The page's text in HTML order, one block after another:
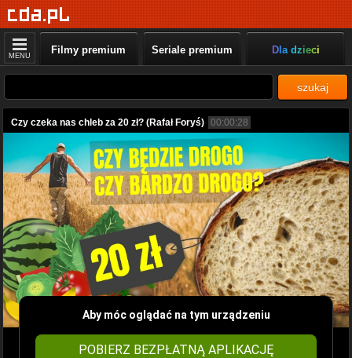
MENU Filmy premium Seriale premium Dla dzieci
szukaj
Czy czeka nas chleb za 20 zł? (Rafał Foryś) 00:00:28
Aby móc oglądać na tym urządzeniu
POBIERZ BEZPŁATNĄ APLIKACJĘ